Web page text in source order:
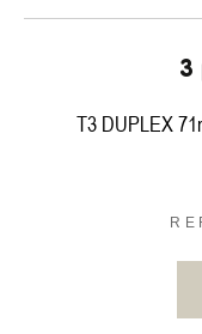
3
T3 DUPLEX